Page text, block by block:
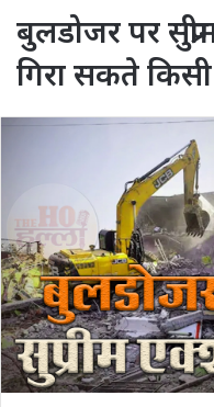
बुलडोजर पर
गिरा सकते